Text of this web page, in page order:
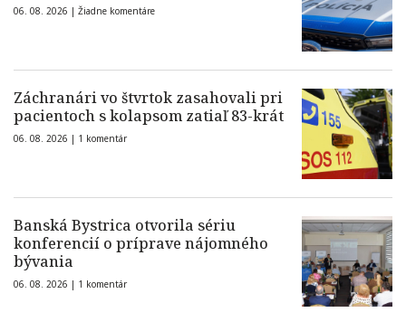
06. 08. 2026 | Žiadne komentáre
Záchranári vo štvrtok zasahovali pri
pacientoch s kolapsom zatiaľ 83-krát
06. 08. 2026 | 1 komentár
Banská Bystrica otvorila sériu
konferencií o príprave nájomného
bývania
06. 08. 2026 | 1 komentár